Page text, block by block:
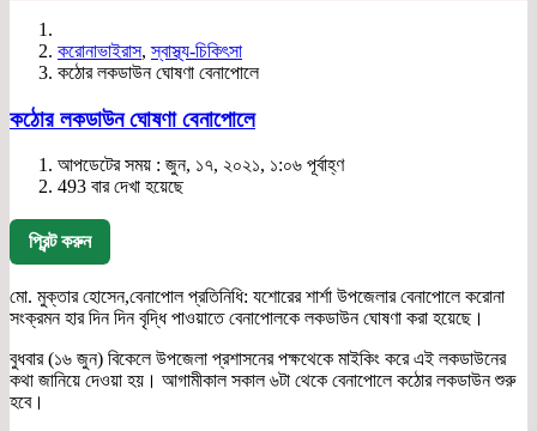
করোনাভাইরাস,স্বাস্থ্য-চিকিৎসা
কঠোর লকডাউন ঘোষণা বেনাপোলে
কঠোর লকডাউন ঘোষণা বেনাপোলে
আপডেটের সময় : জুন, ১৭, ২০২১, ১:০৬ পূর্বাহ্ণ
493 বার দেখা হয়েছে
প্রিন্ট করুন
মো. মুক্তার হোসেন,বেনাপোল প্রতিনিধি: যশোরের শার্শা উপজেলার বেনাপোলে করোনা
সংক্রমন হার দিন দিন বৃদ্ধি পাওয়াতে বেনাপোলকে লকডাউন ঘোষণা করা হয়েছে।
বুধবার (১৬ জুন) বিকেলে উপজেলা প্রশাসনের পক্ষথেকে মাইকিং করে এই লকডাউনের
কথা জানিয়ে দেওয়া হয়। আগামীকাল সকাল ৬টা থেকে বেনাপোলে কঠোর লকডাউন শুরু
হবে।